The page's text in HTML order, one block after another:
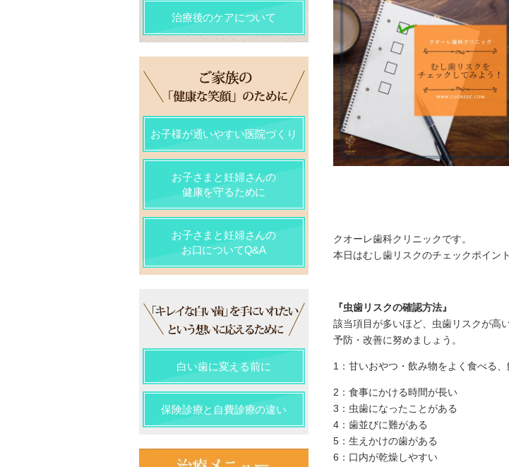
クオーレ歯科クリニックです。
本日はむし歯リスクのチェックポイン
『虫歯リスクの確認方法』
該当項目が多いほど、虫歯リスクが高
予防・改善に努めましょう。
1：甘いおやつ・飲み物をよく食べる、
2：食事にかける時間が長い
3：虫歯になったことがある
4：歯並びに難がある
5：生えかけの歯がある
6：口内が乾燥しやすい
治療後のケアについて
お子様が通いやすい医院づくり
お子さまと妊婦さんの
健康を守るために
お子さまと妊婦さんの
お口についてQ&A
白い歯に変える前に
保険診療と自費診療の違い